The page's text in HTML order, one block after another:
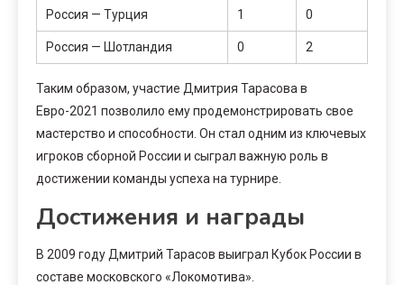
Россия — Турция 1 0
Россия — Шотландия 0 2
Таким образом, участие Дмитрия Тарасова в
Евро-2021 позволило ему продемонстрировать свое
мастерство и способности. Он стал одним из ключевых
игроков сборной России и сыграл важную роль в
достижении команды успеха на турнире.
Достижения и награды
В 2009 году Дмитрий Тарасов выиграл Кубок России в
составе московского «Локомотива».